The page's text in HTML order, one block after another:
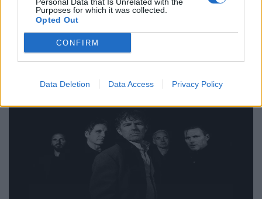
Purposes for which it was collected.
Opted Out
CONFIRM
Data Deletion Data Access Privacy Policy
Από hip hop live και disco DJs μέχρι γεύσεις που μοιάζουν να
βγήκαν από food market του Τόκιο ή καντίνα στις 3 το πρωί
στο Μεξικό, το Thessaloniki Street Food Festival επιστρέφει
τον Μάιο και η πόλη ε